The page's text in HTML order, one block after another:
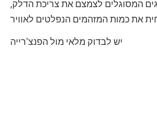
המסוגלים לצמצם את צריכת הדלק,
את כמות המזהמים הנפלטים לאוויר
יש לבדוק מלאי מול הפנצ'רייה